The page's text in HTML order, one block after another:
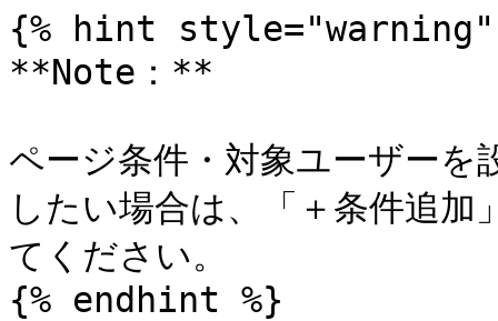
{% hint style="warning"
**Note：**
ページ条件・対象ユーザーを
したい場合は、「＋条件追
てください。
{% endhint %}